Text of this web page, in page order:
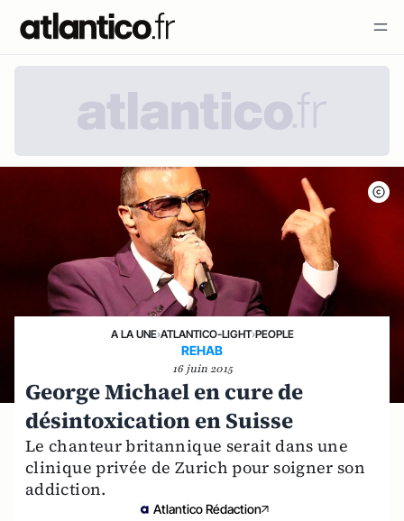
A LA UNE›ATLANTICO-LIGHT›PEOPLE
REHAB
16 juin 2015
George Michael en cure de
désintoxication en Suisse
Le chanteur britannique serait dans une
clinique privée de Zurich pour soigner son
addiction.
Atlantico Rédaction